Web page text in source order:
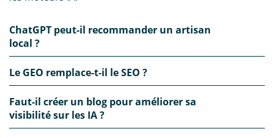
ChatGPT peut-il recommander un artisan
local ?
Le GEO remplace-t-il le SEO ?
Faut-il créer un blog pour améliorer sa
visibilité sur les IA ?